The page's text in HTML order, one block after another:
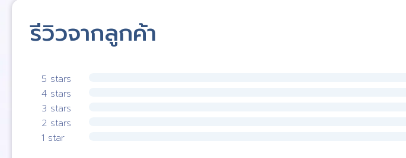
รีวิวจากลูกค้า
5 stars
4 stars
3 stars
2 stars
1 star